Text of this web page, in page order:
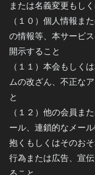
または名義変更もし
（１０）個人情報ま
の情報等、本サービ
開示すること
（１１）本会もしく
ムの改ざん、不正な
と
（１２）他の会員ま
ール、連鎖的なメー
抱くもしくはそのお
行為または広告、宣